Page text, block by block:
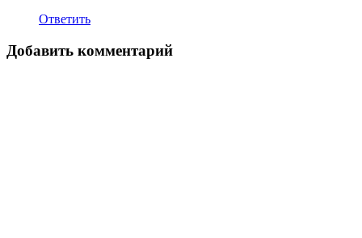
Ответить
Добавить комментарий